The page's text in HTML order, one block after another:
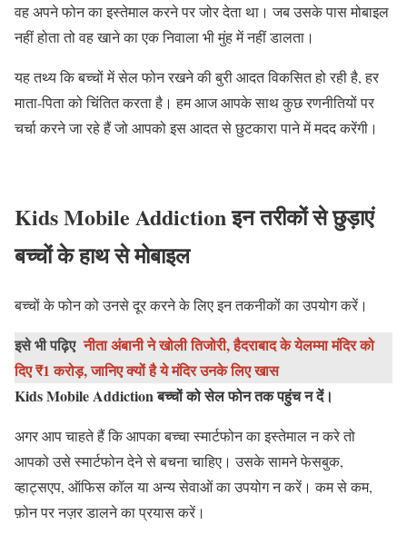
वह अपने फोन का इस्तेमाल करने पर जोर देता था। जब उसके पास मोबाइल
नहीं होता तो वह खाने का एक निवाला भी मुंह में नहीं डालता।
यह तथ्य कि बच्चों में सेल फोन रखने की बुरी आदत विकसित हो रही है, हर
माता-पिता को चिंतित करता है। हम आज आपके साथ कुछ रणनीतियों पर
चर्चा करने जा रहे हैं जो आपको इस आदत से छुटकारा पाने में मदद करेंगी।
Kids Mobile Addiction इन तरीकों से छुड़ाएं
बच्चों के हाथ से मोबाइल
बच्चों के फोन को उनसे दूर करने के लिए इन तकनीकों का उपयोग करें।
इसे भी पढ़िए नीता अंबानी ने खोली तिजोरी, हैदराबाद के येलम्मा मंदिर को
दिए ₹1 करोड़, जानिए क्यों है ये मंदिर उनके लिए खास
Kids Mobile Addiction बच्चों को सेल फोन तक पहुंच न दें।
अगर आप चाहते हैं कि आपका बच्चा स्मार्टफोन का इस्तेमाल न करे तो
आपको उसे स्मार्टफोन देने से बचना चाहिए। उसके सामने फेसबुक,
व्हाट्सएप, ऑफिस कॉल या अन्य सेवाओं का उपयोग न करें। कम से कम,
फ़ोन पर नज़र डालने का प्रयास करें।